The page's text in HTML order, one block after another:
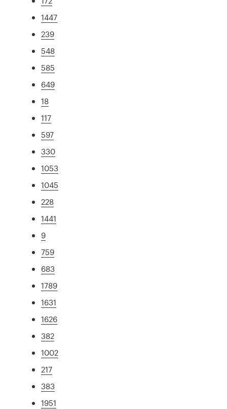
1447
239
548
585
649
18
117
597
330
1053
1045
228
1441
9
759
683
1789
1631
1626
382
1002
217
383
1951